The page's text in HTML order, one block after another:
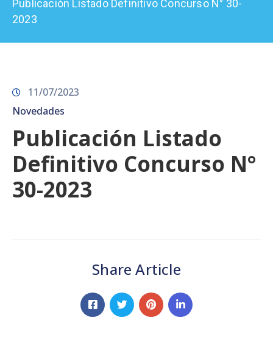
Prensa
Publicación Listado Definitivo Concurso N° 30-
2023
11/07/2023
Novedades
Publicación Listado
Definitivo Concurso N°
30-2023
Share Article